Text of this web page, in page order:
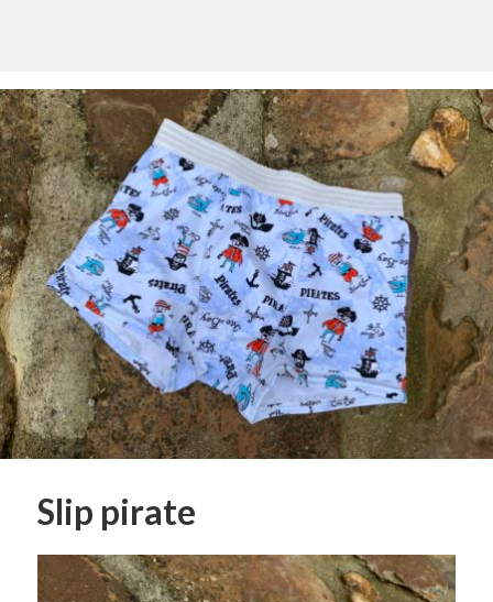
PIERRE FEUILLE CISEAUX MENU
Slip pirate